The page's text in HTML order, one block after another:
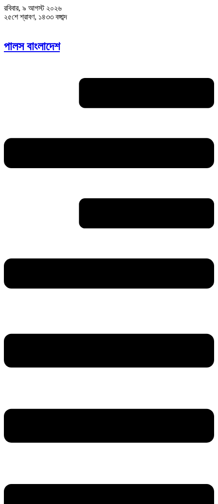
রবিবার, ৯ আগস্ট ২০২৬
২৫শে শ্রাবণ, ১৪৩৩ বঙ্গাব্দ
পালস বাংলাদেশ